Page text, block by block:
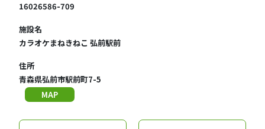
16026586-709
施設名
カラオケまねきねこ 弘前駅前
住所
青森県弘前市駅前町7-5
MAP